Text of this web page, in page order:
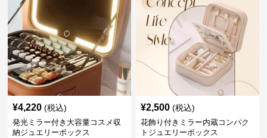
¥4,220 (税込)
発光ミラー付き大容量コスメ収
納ジュエリーボックス
¥2,500 (税込)
花飾り付きミラー内蔵コンパク
トジュエリーボックス